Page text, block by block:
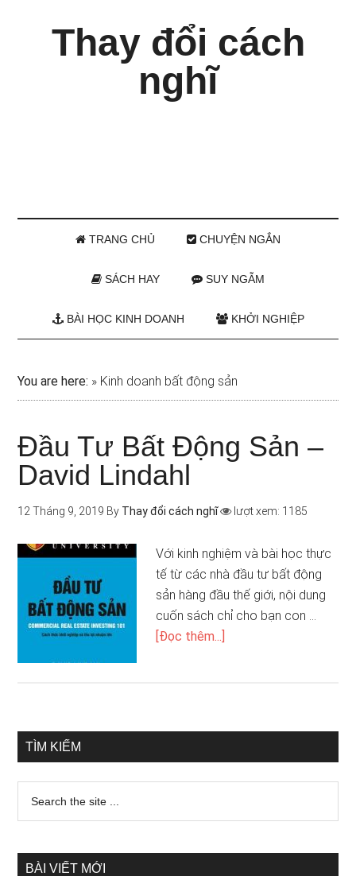
Thay đổi cách
nghĩ
TRANG CHỦ CHUYỆN NGẮN
SÁCH HAY SUY NGẪM
BÀI HỌC KINH DOANH KHỞI NGHIỆP
You are here: » Kinh doanh bất động sản
Đầu Tư Bất Động Sản –
David Lindahl
12 Tháng 9, 2019 By Thay đổi cách nghĩ lượt xem: 1185
Với kinh nghiệm và bài học thực
tế từ các nhà đầu tư bất động
sản hàng đầu thế giới, nội dung
cuốn sách chỉ cho bạn con …
[Đọc thêm...]
TÌM KIẾM
BÀI VIẾT MỚI